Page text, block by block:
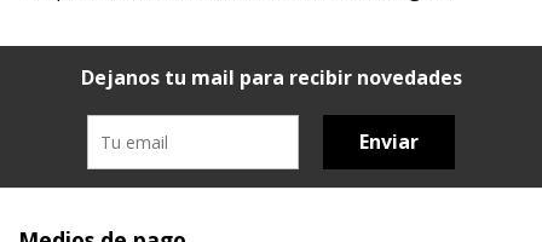
Dejanos tu mail para recibir novedades
Enviar